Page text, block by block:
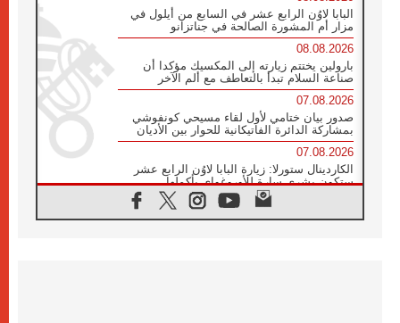
البابا لاوُن الرابع عشر في السابع من أيلول في
مزار أم المشورة الصالحة في جناتزانو
08.08.2026
بارولين يختتم زيارته إلى المكسيك مؤكدا أن
صناعة السلام تبدأ بالتعاطف مع ألم الآخر
07.08.2026
صدور بيان ختامي لأول لقاء مسيحي كونفوشي
بمشاركة الدائرة الفاتيكانية للحوار بين الأديان
07.08.2026
الكاردينال ستورلا: زيارة البابا لاوُن الرابع عشر
ستكون بشرى سارة للأوروغواي بأكملها
الفاتيكان يعلن برنامج الزيارة الرسولية للبابا لاوُن